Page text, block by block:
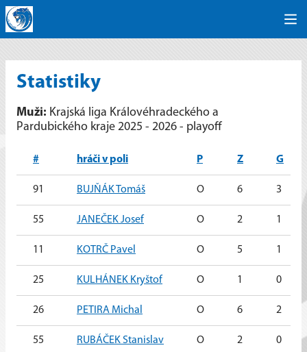
Statistiky
Muži: Krajská liga Královéhradeckého a
Pardubického kraje 2025 - 2026 - playoff
# hráči v poli P Z G
91 BUJŇÁK Tomáš O 6 3
55 JANEČEK Josef O 2 1
11 KOTRČ Pavel O 5 1
25 KULHÁNEK Kryštof O 1 0
26 PETIRA Michal O 6 2
55 RUBÁČEK Stanislav O 2 0